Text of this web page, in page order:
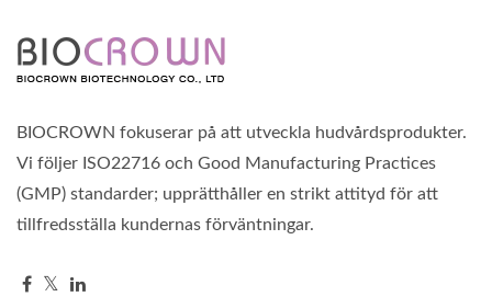
BIOCROWN fokuserar på att utveckla hudvårdsprodukter.
Vi följer ISO22716 och Good Manufacturing Practices
(GMP) standarder; upprätthåller en strikt attityd för att
tillfredsställa kundernas förväntningar.